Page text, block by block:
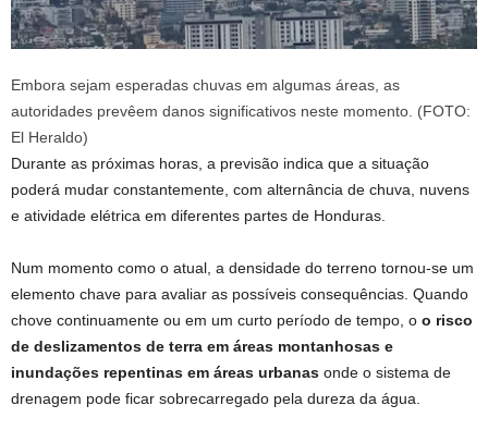
Embora sejam esperadas chuvas em algumas áreas, as
autoridades prevêem danos significativos neste momento. (FOTO:
El Heraldo)
Durante as próximas horas, a previsão indica que a situação
poderá mudar constantemente, com alternância de chuva, nuvens
e atividade elétrica em diferentes partes de Honduras.
Num momento como o atual, a densidade do terreno tornou-se um
elemento chave para avaliar as possíveis consequências. Quando
chove continuamente ou em um curto período de tempo, o o risco
de deslizamentos de terra em áreas montanhosas e
inundações repentinas em áreas urbanas onde o sistema de
drenagem pode ficar sobrecarregado pela dureza da água.